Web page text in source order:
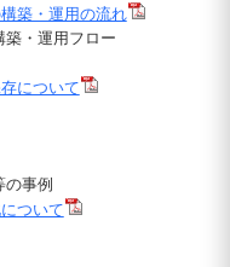
築・運用の流れ
・運用フロー
について
事例
ついて